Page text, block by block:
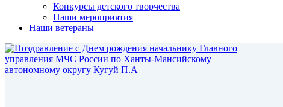
Конкурсы детского творчества
Наши мероприятия
Наши ветераны